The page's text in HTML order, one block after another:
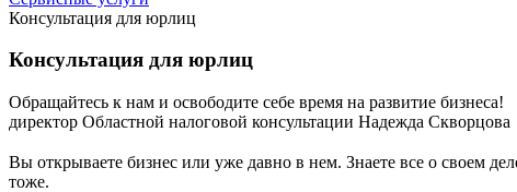
Консультация для юрлиц
Консультация для юрлиц
Обращайтесь к нам и освободите себе время на развитие бизнеса!
директор Областной налоговой консультации Надежда Скворцова
Вы открываете бизнес или уже давно в нем. Знаете все о своем
тоже.